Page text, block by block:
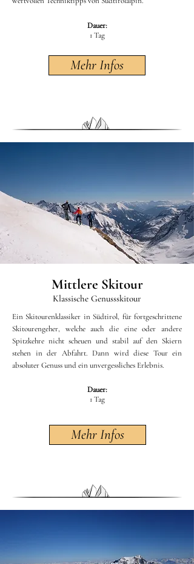
Dauer:
1 Tag
Mehr Infos
Mittlere Skitour
Klassische Genussskitour
Ein Skitourenklassiker in Südtirol, für fortgeschrittene
Skitourengeher, welche auch die eine oder andere
Spitzkehre nicht scheuen und stabil auf den Skiern
stehen in der Abfahrt. Dann wird diese Tour ein
absoluter Genuss und ein unvergessliches Erlebnis.
Dauer:
1 Tag
Mehr Infos